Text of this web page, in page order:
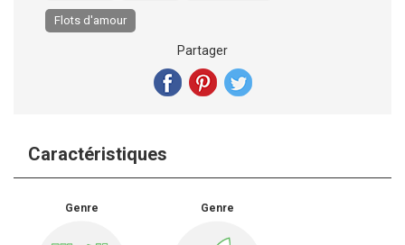
Flots d'amour
Partager
Caractéristiques
Genre Genre